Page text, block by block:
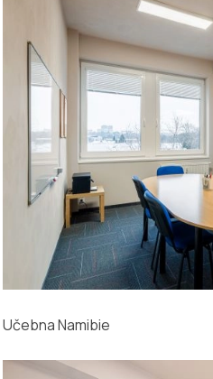
Učebna Namibie